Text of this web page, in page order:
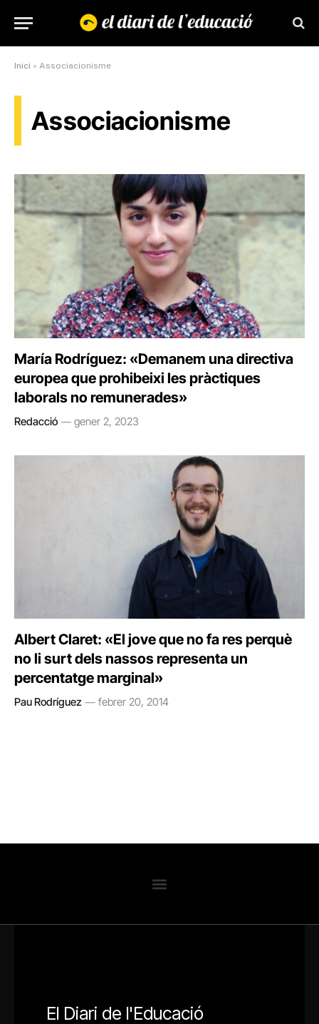
Inici » Associacionisme
Associacionisme
María Rodríguez: «Demanem una directiva
europea que prohibeixi les pràctiques
laborals no remunerades»
Redacció gener 2, 2023
Albert Claret: «El jove que no fa res perquè
no li surt dels nassos representa un
percentatge marginal»
Pau Rodríguez febrer 20, 2014